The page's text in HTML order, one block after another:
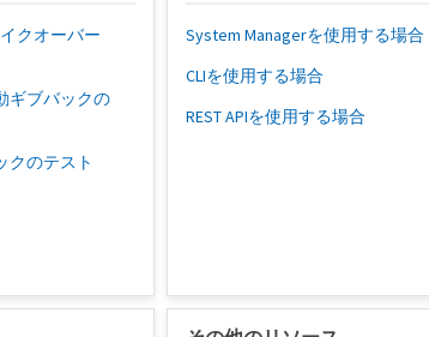
クオーバー
ギブバックの
クのテスト
System Managerを使用する場合
CLIを使用する場合
REST APIを使用する場合